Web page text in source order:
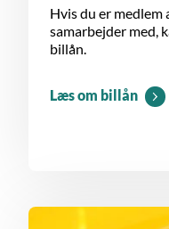
Hvis du er medlem
samarbejder med,
billån.
Læs om billån